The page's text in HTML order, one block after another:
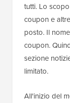
tutti. Lo
coupon e
posto. Il
coupon.
sezione
limitato.
All'inizio del